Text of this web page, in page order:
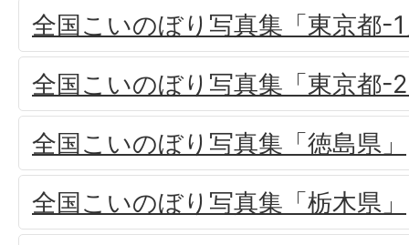
全国こいのぼり写真集「東京都-
全国こいのぼり写真集「東京都-
全国こいのぼり写真集「徳島県」
全国こいのぼり写真集「栃木県」